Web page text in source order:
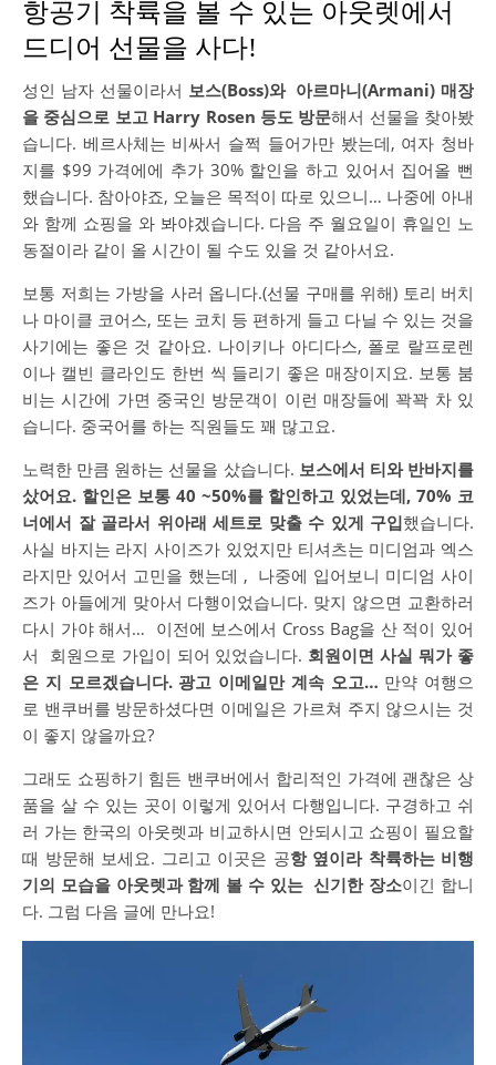
항공기 착륙을 볼 수 있는 아웃렛에서
드디어 선물을 사다!
성인 남자 선물이라서 보스(Boss)와 아르마니(Armani) 매장
을 중심으로 보고 Harry Rosen 등도 방문해서 선물을 찾아봤
습니다. 베르사체는 비싸서 슬쩍 들어가만 봤는데, 여자 청바
지를 $99 가격에에 추가 30% 할인을 하고 있어서 집어올 뻔
했습니다. 참아야죠, 오늘은 목적이 따로 있으니… 나중에 아내
와 함께 쇼핑을 와 봐야겠습니다. 다음 주 월요일이 휴일인 노
동절이라 같이 올 시간이 될 수도 있을 것 같아서요.
보통 저희는 가방을 사러 옵니다.(선물 구매를 위해) 토리 버치
나 마이클 코어스, 또는 코치 등 편하게 들고 다닐 수 있는 것을
사기에는 좋은 것 같아요. 나이키나 아디다스, 폴로 랄프로렌
이나 캘빈 클라인도 한번 씩 들리기 좋은 매장이지요. 보통 붐
비는 시간에 가면 중국인 방문객이 이런 매장들에 꽉꽉 차 있
습니다. 중국어를 하는 직원들도 꽤 많고요.
노력한 만큼 원하는 선물을 샀습니다. 보스에서 티와 반바지를
샀어요. 할인은 보통 40 ~50%를 할인하고 있었는데, 70% 코
너에서 잘 골라서 위아래 세트로 맞출 수 있게 구입했습니다.
사실 바지는 라지 사이즈가 있었지만 티셔츠는 미디엄과 엑스
라지만 있어서 고민을 했는데 , 나중에 입어보니 미디엄 사이
즈가 아들에게 맞아서 다행이었습니다. 맞지 않으면 교환하러
다시 가야 해서… 이전에 보스에서 Cross Bag을 산 적이 있어
서 회원으로 가입이 되어 있었습니다. 회원이면 사실 뭐가 좋
은 지 모르겠습니다. 광고 이메일만 계속 오고… 만약 여행으
로 밴쿠버를 방문하셨다면 이메일은 가르쳐 주지 않으시는 것
이 좋지 않을까요?
그래도 쇼핑하기 힘든 밴쿠버에서 합리적인 가격에 괜찮은 상
품을 살 수 있는 곳이 이렇게 있어서 다행입니다. 구경하고 쉬
러 가는 한국의 아웃렛과 비교하시면 안되시고 쇼핑이 필요할
때 방문해 보세요. 그리고 이곳은 공항 옆이라 착륙하는 비행
기의 모습을 아웃렛과 함께 볼 수 있는 신기한 장소이긴 합니
다. 그럼 다음 글에 만나요!